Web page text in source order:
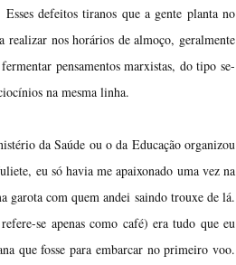
defeitos tiranos que a gente planta no
realizar nos horários de almoço, geralmente
pensamentos marxistas, do tipo se-
na mesma linha.
da Saúde ou o da Educação organizou
eu só havia me apaixonado uma vez na
garota com quem andei saindo trouxe de lá.
se apenas como café) era tudo que eu
que fosse para embarcar no primeiro voo.